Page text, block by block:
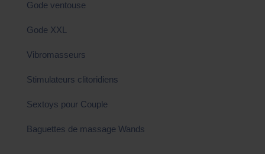
Gode ventouse
Gode XXL
Vibromasseurs
Stimulateurs clitoridiens
Sextoys pour Couple
Baguettes de massage Wands